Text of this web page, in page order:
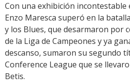
Con una exhibición
Enzo Maresca superó en la
y los Blues, que desarmaron por
de la Liga de Campeones y ya
descanso, sumaron su segundo
Conference League que se
Betis.